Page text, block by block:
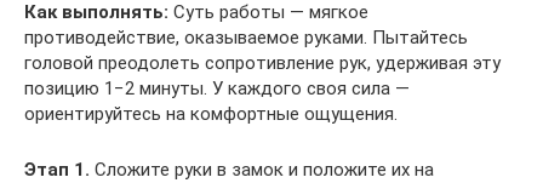
Как выполнять: Суть работы — мягкое
противодействие, оказываемое руками. Пытайтесь
головой преодолеть сопротивление рук, удерживая эту
позицию 1−2 минуты. У каждого своя сила —
ориентируйтесь на комфортные ощущения.
Этап 1. Сложите руки в замок и положите их на